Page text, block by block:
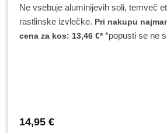
Ne vsebuje aluminijevih soli, temveč
rastlinske izvlečke. Pri nakupu
cena za kos: 13,46 €**popusti se ne
14,95 €